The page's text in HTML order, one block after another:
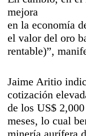
mejora
en la economía
el valor del oro
rentable)”,
Jaime Aritio
cotización
de los US$
meses, lo cual